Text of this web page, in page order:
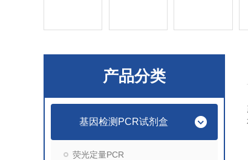
产品分类
基因检测PCR试剂盒
荧光定量PCR